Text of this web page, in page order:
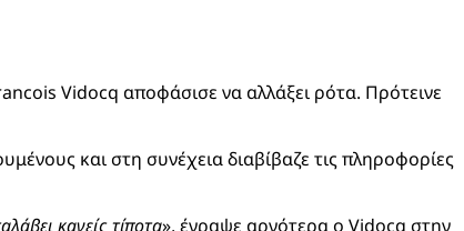
Vidocq αποφάσισε να αλλάξει ρότα. Πρότεινε
και στη συνέχεια διαβίβαζε τις πληροφορίες
κανείς τίποτα», έγραψε αργότερα ο Vidocq στην